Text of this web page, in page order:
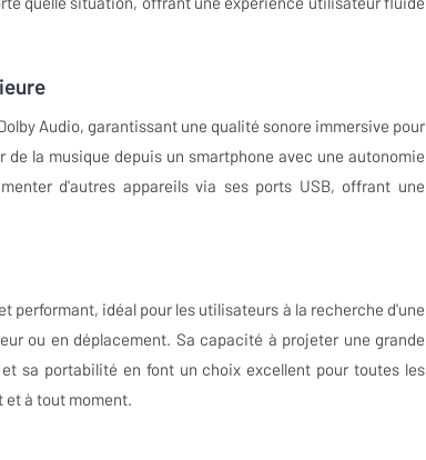
Audio, garantissant une qualité sonore immersive pour
la musique depuis un smartphone avec une autonomie
d'autres appareils via ses ports USB, offrant une
performant, idéal pour les utilisateurs à la recherche d'une
ou en déplacement. Sa capacité à projeter une grande
sa portabilité en font un choix excellent pour toutes les
et à tout moment.